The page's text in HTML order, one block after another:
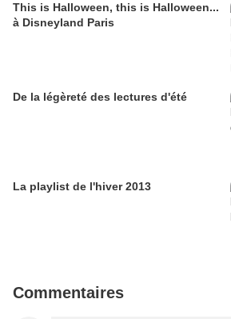
This is Halloween, this is Halloween...
à Disneyland Paris
De la légèreté des lectures d'été
La playlist de l'hiver 2013
Commentaires